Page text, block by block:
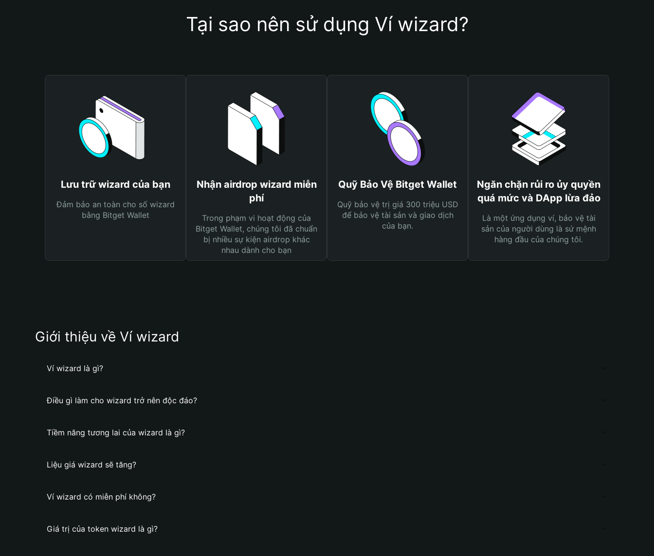
Tại sao nên sử dụng Ví wizard?
Lưu trữ wizard của bạn
Đảm bảo an toàn cho số wizard
bằng Bitget Wallet
Nhận airdrop wizard miễn
phí
Trong phạm vi hoạt động của
Bitget Wallet, chúng tôi đã chuẩn
bị nhiều sự kiện airdrop khác
nhau dành cho bạn
Quỹ Bảo Vệ Bitget Wallet
Quỹ bảo vệ trị giá 300 triệu USD
để bảo vệ tài sản và giao dịch
của bạn.
Ngăn chặn rủi ro ủy quyền
quá mức và DApp lừa đảo
Là một ứng dụng ví, bảo vệ tài
sản của người dùng là sứ mệnh
hàng đầu của chúng tôi.
Giới thiệu về Ví wizard
Ví wizard là gì?
Điều gì làm cho wizard trở nên độc đáo?
Tiềm năng tương lai của wizard là gì?
Liệu giá wizard sẽ tăng?
Ví wizard có miễn phí không?
Giá trị của token wizard là gì?